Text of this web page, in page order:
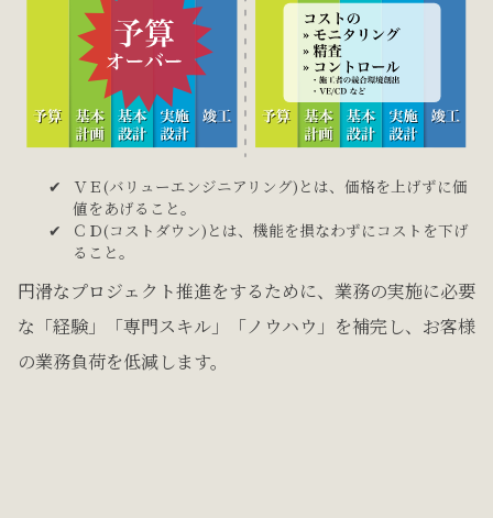
ＶＥ(バリューエンジニアリング)とは、価格を上げずに価
値をあげること。
ＣＤ(コストダウン)とは、機能を損なわずにコストを下げ
ること。
円滑なプロジェクト推進をするために、業務の実施に必要
な「経験」「専門スキル」「ノウハウ」を補完し、お客様
の業務負荷を低減します。